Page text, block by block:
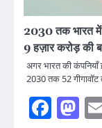
2030 तक भारत में
9 हज़ार करोड़ की
अगर भारत की
2030 तक 52